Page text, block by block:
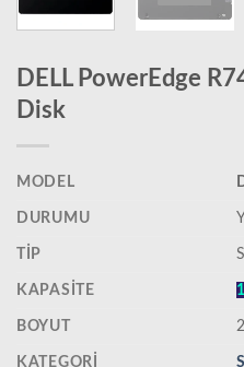
DELL PowerEdge
Disk
MODEL
DURUMU
TIP
KAPASITE
BOYUT
KATEGORI